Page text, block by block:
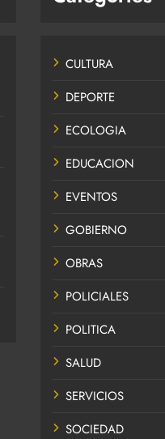
CULTURA
DEPORTE
ECOLOGIA
EDUCACION
EVENTOS
GOBIERNO
OBRAS
POLICIALES
POLITICA
SALUD
SERVICIOS
SOCIEDAD